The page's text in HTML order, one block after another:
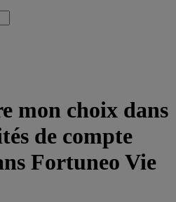
mon choix dans
de compte
Fortuneo Vie